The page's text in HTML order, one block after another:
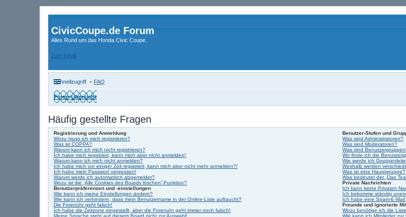
CivicCoupe.de Forum
Alles Rund um das Honda Civic Coupe.
Zum Inhalt
Schnellzugriff FAQ
Foren-Übersicht
Häufig gestellte Fragen
Registrierung und Anmeldung
Wozu muss ich mich registrieren?
Was ist COPPA?
Warum kann ich mich nicht registrieren?
Ich habe mich registriert, kann mich aber nicht anmelden!
Warum kann ich mich nicht anmelden?
Ich habe mich vor einiger Zeit registriert, kann mich aber nicht mehr anmelden?!
Ich habe mein Passwort vergessen!
Warum werde ich automatisch abgemeldet?
Wozu ist die „Alle Cookies des Boards löschen“-Funktion?
Benutzerpräferenzen und -einstellungen
Wie kann ich meine Einstellungen ändern?
Wie kann ich verhindern, dass mein Benutzername in der Online-Liste auftaucht?
Die Forenuhr geht falsch!
Ich habe die Zeitzone eingestellt, aber die Forenuhr geht immer noch falsch!
Meine Sprache steht auf diesem Board nicht zur Auswahl!
Benutzer-Stufen und
Was sind Administratoren?
Was sind Moderatoren?
Was sind
Wo finde ich die
Wie werde ich
Weshalb werden
Was ist eine Hauptgruppe?
Was bedeutet der „Das
Private Nachrichten
Ich kann keine Privaten
Ich bekomme ständig
Ich habe eine Spam-E-
Freunde und ignorierte
Wozu benötige ich die
Wie kann ich Mitglieder